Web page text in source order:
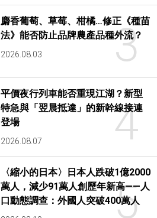
3
麝香葡萄、草莓、柑橘…修正《種苗
法》能否防止品牌農產品種外流？
2026.08.03
4
平價夜行列車能否重現江湖？新型
特急與「翌晨抵達」的新幹線接連
登場
2026.08.07
5
〈縮小的日本〉日本人跌破1億2000
萬人，減少91萬人創歷年新高——人
口動態調查：外國人突破400萬人